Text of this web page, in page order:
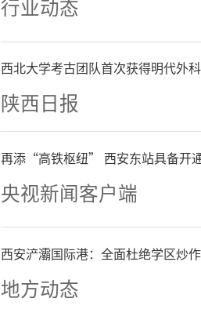
行业动态
西北大学考古团队首次获得明代外
陕西日报
再添“高铁枢纽” 西安东站具备开
央视新闻客户端
西安浐灞国际港：全面杜绝学区炒作
地方动态